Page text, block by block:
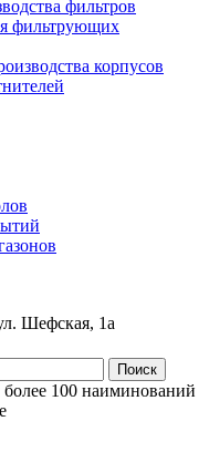
фильтров
фильтрующих
корпусов
Шефская, 1а
Поиск
100 наиминований